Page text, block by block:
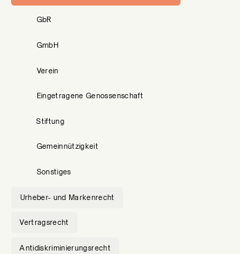
GbR
GmbH
Verein
Eingetragene Genossenschaft
Stiftung
Gemeinnützigkeit
Sonstiges
Urheber- und Markenrecht
Vertragsrecht
Antidiskriminierungsrecht